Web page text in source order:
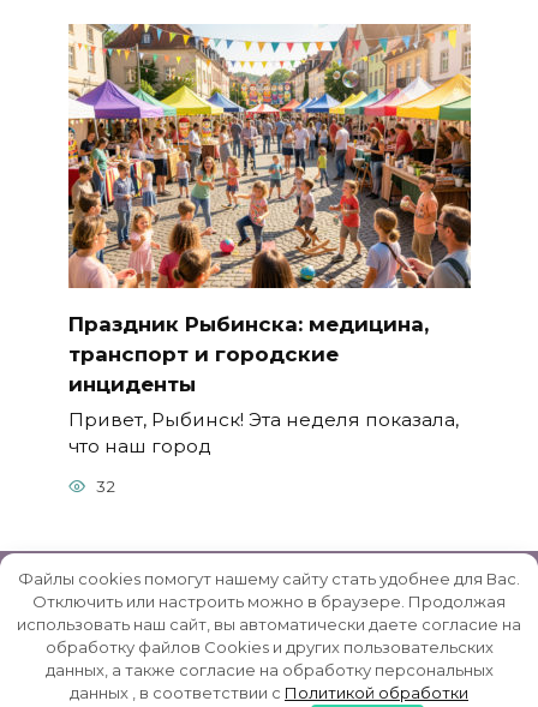
Праздник Рыбинска: медицина,
транспорт и городские
инциденты
Привет, Рыбинск! Эта неделя показала,
что наш город
32
© 2026 Rybinsk-Reg.ru | Рыбинский район -
неофициальный сайт
Файлы cookies помогут нашему сайту стать удобнее для Вас.
Отключить или настроить можно в браузере. Продолжая
использовать наш сайт, вы автоматически даете согласие на
обработку файлов Cookies и других пользовательских
данных, а также согласие на обработку персональных
данных , в соответствии с Политикой обработки